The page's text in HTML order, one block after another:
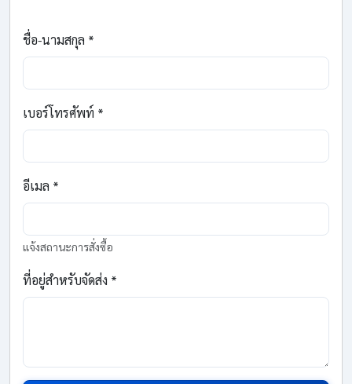
ชื่อ-นามสกุล *
เบอร์โทรศัพท์ *
อีเมล *
แจ้งสถานะการสั่งซื้อ
ที่อยู่สำหรับจัดส่ง *